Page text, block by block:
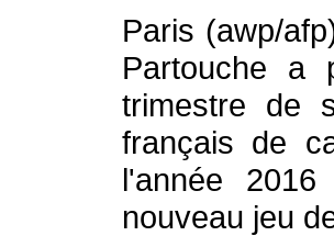
Paris (awp/
Partouche a
trimestre de
français de
l'année
nouveau jeu